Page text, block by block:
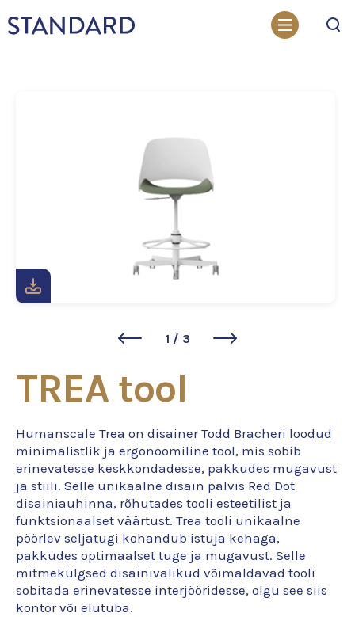
1 / 3
TREA tool
Humanscale Trea on disainer Todd Bracheri loodud
minimalistlik ja ergonoomiline tool, mis sobib
erinevatesse keskkondadesse, pakkudes mugavust
ja stiili. Selle unikaalne disain pälvis Red Dot
disainiauhinna, rõhutades tooli esteetilist ja
funktsionaalset väärtust. Trea tooli unikaalne
pöörlev seljatugi kohandub istuja kehaga,
pakkudes optimaalset tuge ja mugavust. Selle
mitmekülgsed disainivalikud võimaldavad tooli
sobitada erinevatesse interjööridesse, olgu see siis
kontor või elutuba.